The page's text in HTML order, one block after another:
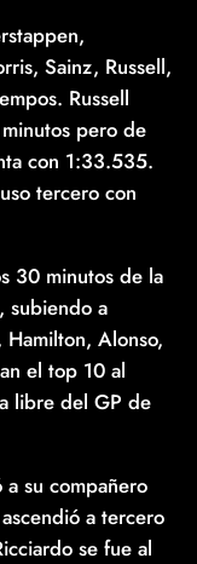
Sainz, Russell,
Russell
pero de
con 1:33.535.
tercero con
30 minutos de la
subiendo a
Alonso,
el top 10 al
libre del GP de
su compañero
a tercero
se fue al